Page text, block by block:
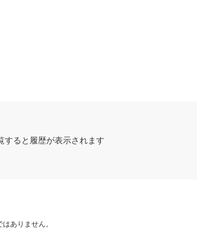
すると履歴が表示されます
ありません。